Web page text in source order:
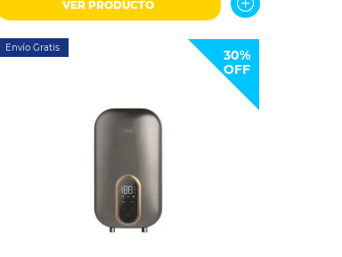
VER PRODUCTO
Envío Gratis
30%
OFF